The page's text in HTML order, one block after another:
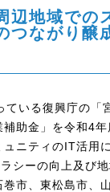
辺地域での
つながり醸
ている復興庁の「
助金」を令和4
ニティのIT活用
シーの向上及び
市、東松島市、